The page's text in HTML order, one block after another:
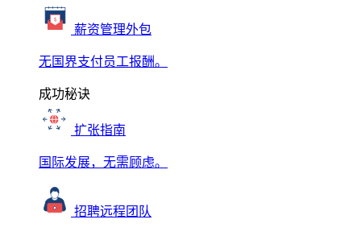
薪资管理外包
无国界支付员工报酬。
成功秘诀
扩张指南
国际发展，无需顾虑。
招聘远程团队